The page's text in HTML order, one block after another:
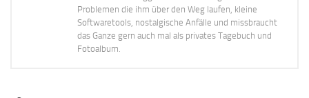
Problemen die ihm über den Weg laufen, kleine
Softwaretools, nostalgische Anfälle und missbraucht
das Ganze gern auch mal als privates Tagebuch und
Fotoalbum.